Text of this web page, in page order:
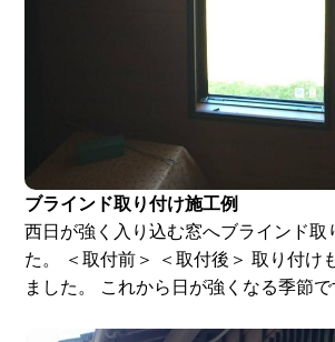
ブラインド取り付け施工例
西日が強く入り込む窓へブラインド取
た。 ＜取付前＞ ＜取付後＞ 取り付け
ました。 これから日が強くなる季節